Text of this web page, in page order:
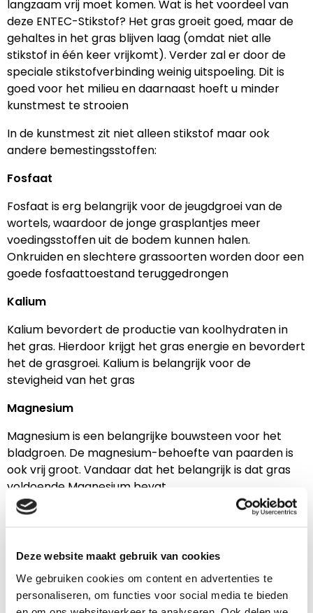
Deze website maakt gebruik van cookies
We gebruiken cookies om content en advertenties te
personaliseren, om functies voor social media te bieden
langzaam vrij moet komen. Wat is het voordeel van
deze ENTEC-Stikstof? Het gras groeit goed, maar de
gehaltes in het gras blijven laag (omdat niet alle
stikstof in één keer vrijkomt). Verder zal er door de
speciale stikstofverbinding weinig uitspoeling. Dit is
goed voor het milieu en daarnaast hoeft u minder
kunstmest te strooien
In de kunstmest zit niet alleen stikstof maar ook
andere bemestingsstoffen:
Fosfaat
Fosfaat is erg belangrijk voor de jeugdgroei van de
wortels, waardoor de jonge grasplantjes meer
voedingsstoffen uit de bodem kunnen halen.
Onkruiden en slechtere grassoorten worden door een
goede fosfaattoestand teruggedrongen
Kalium
Kalium bevordert de productie van koolhydraten in
het gras. Hierdoor krijgt het gras energie en bevordert
het de grasgroei. Kalium is belangrijk voor de
stevigheid van het gras
Magnesium
Magnesium is een belangrijke bouwsteen voor het
bladgroen. De magnesium-behoefte van paarden is
ook vrij groot. Vandaar dat het belangrijk is dat gras
voldoende Magnesium bevat.
Natrium
gras. Het bevordert niet de grasgroei, maar maakt
het gras extra smakelijk voor de paarden
Wanneer kunnen de paarden weer op de